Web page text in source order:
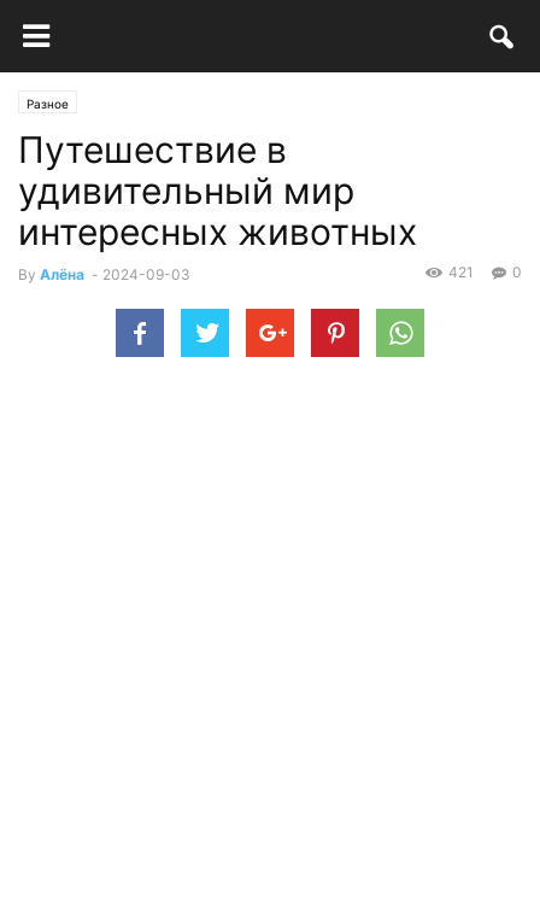
Разное
Путешествие в
удивительный мир
интересных животных
By Алёна - 2024-09-03 0
421